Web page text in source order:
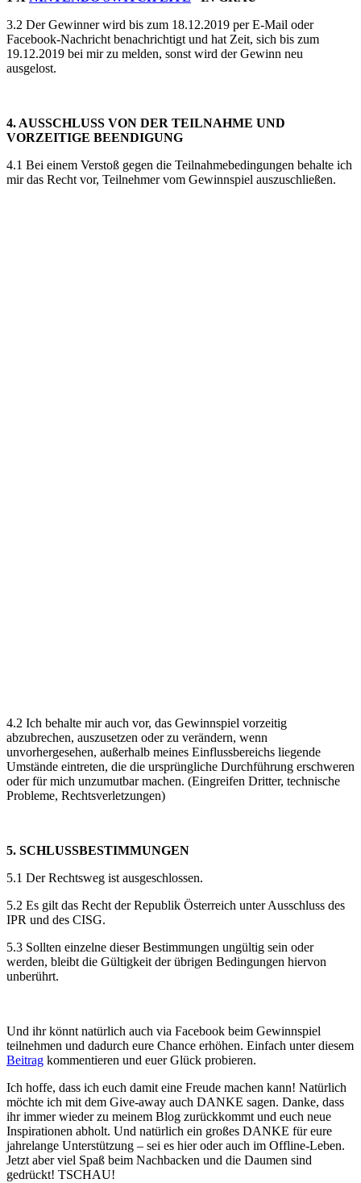
3.2 Der Gewinner wird bis zum 18.12.2019 per E-Mail oder
Facebook-Nachricht benachrichtigt und hat Zeit, sich bis zum
19.12.2019 bei mir zu melden, sonst wird der Gewinn neu
ausgelost.
4. AUSSCHLUSS VON DER TEILNAHME UND
VORZEITIGE BEENDIGUNG
4.1 Bei einem Verstoß gegen die Teilnahmebedingungen behalte ich
mir das Recht vor, Teilnehmer vom Gewinnspiel auszuschließen.
4.2 Ich behalte mir auch vor, das Gewinnspiel vorzeitig
abzubrechen, auszusetzen oder zu verändern, wenn
unvorhergesehen, außerhalb meines Einflussbereichs liegende
Umstände eintreten, die die ursprüngliche Durchführung erschweren
oder für mich unzumutbar machen. (Eingreifen Dritter, technische
Probleme, Rechtsverletzungen)
5. SCHLUSSBESTIMMUNGEN
5.1 Der Rechtsweg ist ausgeschlossen.
5.2 Es gilt das Recht der Republik Österreich unter Ausschluss des
IPR und des CISG.
5.3 Sollten einzelne dieser Bestimmungen ungültig sein oder
werden, bleibt die Gültigkeit der übrigen Bedingungen hiervon
unberührt.
Und ihr könnt natürlich auch via Facebook beim Gewinnspiel
teilnehmen und dadurch eure Chance erhöhen. Einfach unter diesem
Beitrag kommentieren und euer Glück probieren.
Ich hoffe, dass ich euch damit eine Freude machen kann! Natürlich
möchte ich mit dem Give-away auch DANKE sagen. Danke, dass
ihr immer wieder zu meinem Blog zurückkommt und euch neue
Inspirationen abholt. Und natürlich ein großes DANKE für eure
jahrelange Unterstützung – sei es hier oder auch im Offline-Leben.
Jetzt aber viel Spaß beim Nachbacken und die Daumen sind
gedrückt! TSCHAU!